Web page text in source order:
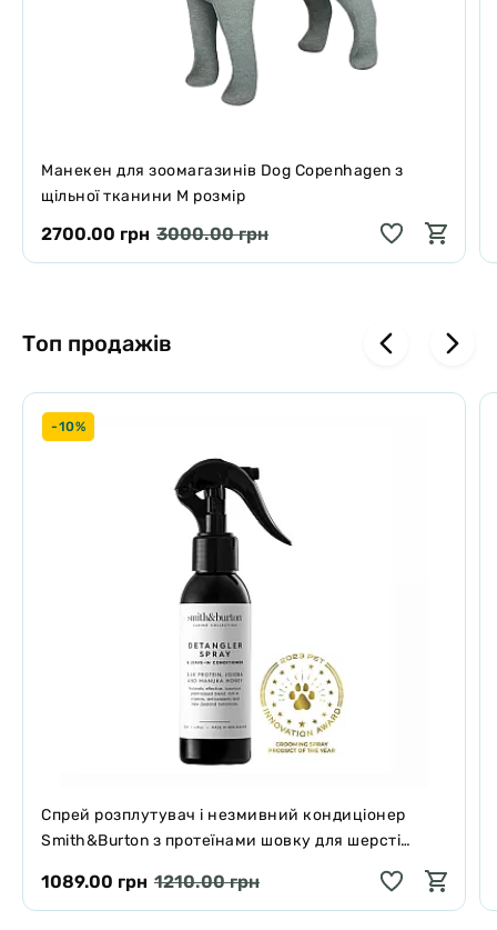
Поради щодо обслуговування
Ручне прання в теплій воді з м’яким миючим засобом
Дайте продукту висохнути на повітрі
Манекен для зоомагазинів Dog Copenhagen з
щільної тканини М розмір
2700.00 грн 3000.00 грн
Топ продажів
-10%
Спрей розплутувач і незмивний кондиціонер
Smith&Burton з протеїнами шовку для шерсті
1089.00 грн 1210.00 грн